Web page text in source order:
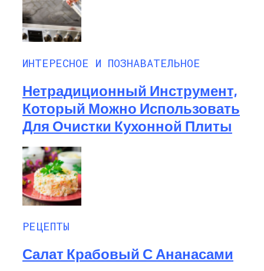
ИНТЕРЕСНОЕ И ПОЗНАВАТЕЛЬНОЕ
Нетрадиционный Инструмент,
Который Можно Использовать
Для Очистки Кухонной Плиты
РЕЦЕПТЫ
Салат Крабовый С Ананасами